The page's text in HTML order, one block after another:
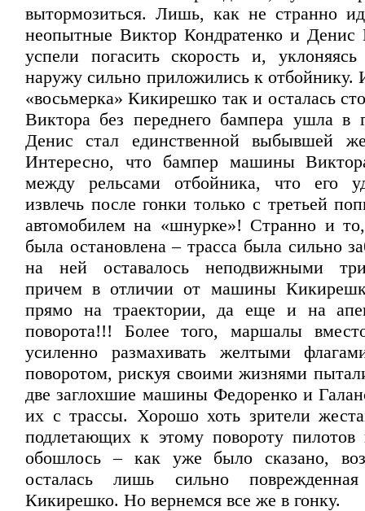
вытормозиться. Лишь, как не странно
неопытные Виктор Кондратенко и
успели погасить скорость и,
наружу сильно приложились к отбойнику.
«восьмерка» Кикирешко так и осталась
Виктора без переднего бампера ушла в
Денис стал единственной выбывшей
Интересно, что бампер машины
между рельсами отбойника, что его
извлечь после гонки только с третьей
автомобилем на «шнурке»! Странно и
была остановлена – трасса была сильно
на ней оставалось неподвижными
причем в отличии от машины
прямо на траектории, да еще и на
поворота!!! Более того, маршалы
усиленно размахивать желтыми
поворотом, рискуя своими жизнями
две заглохшие машины Федоренко и
их с трассы. Хорошо хоть зрители
подлетающих к этому повороту
обошлось – как уже было сказано,
осталась лишь сильно поврежденная
Кикирешко. Но вернемся все же в гонку.